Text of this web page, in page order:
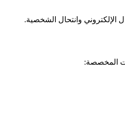
الإلكتروني وانتحال الشخصية.